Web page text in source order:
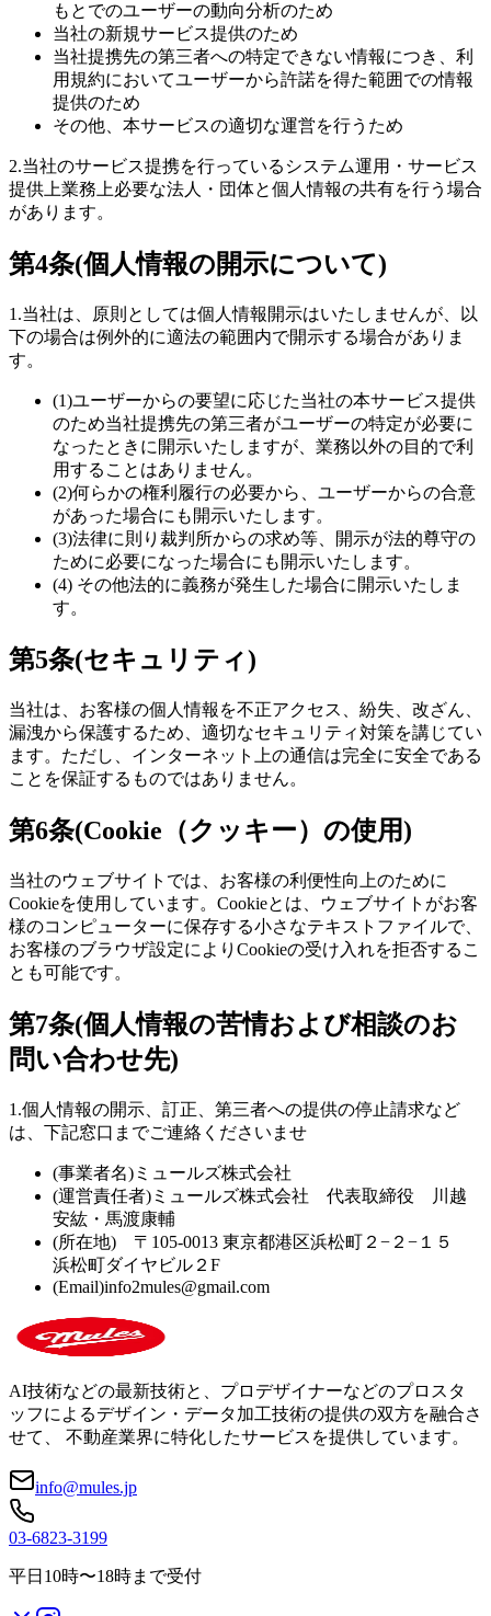
もとでのユーザーの動向分析のため
当社の新規サービス提供のため
当社提携先の第三者への特定できない情報につき、利
用規約においてユーザーから許諾を得た範囲での情報
提供のため
その他、本サービスの適切な運営を行うため
2.当社のサービス提携を行っているシステム運用・サービス
提供上業務上必要な法人・団体と個人情報の共有を行う場合
があります。
第4条(個人情報の開示について)
1.当社は、原則としては個人情報開示はいたしませんが、以
下の場合は例外的に適法の範囲内で開示する場合がありま
す。
(1)ユーザーからの要望に応じた当社の本サービス提供
のため当社提携先の第三者がユーザーの特定が必要に
なったときに開示いたしますが、業務以外の目的で利
用することはありません。
(2)何らかの権利履行の必要から、ユーザーからの合意
があった場合にも開示いたします。
(3)法律に則り裁判所からの求め等、開示が法的尊守の
ために必要になった場合にも開示いたします。
(4) その他法的に義務が発生した場合に開示いたしま
す。
第5条(セキュリティ)
当社は、お客様の個人情報を不正アクセス、紛失、改ざん、
漏洩から保護するため、適切なセキュリティ対策を講じてい
ます。ただし、インターネット上の通信は完全に安全である
ことを保証するものではありません。
第6条(Cookie（クッキー）の使用)
当社のウェブサイトでは、お客様の利便性向上のために
Cookieを使用しています。Cookieとは、ウェブサイトがお客
様のコンピューターに保存する小さなテキストファイルで、
お客様のブラウザ設定によりCookieの受け入れを拒否するこ
とも可能です。
第7条(個人情報の苦情および相談のお
問い合わせ先)
1.個人情報の開示、訂正、第三者への提供の停止請求など
は、下記窓口までご連絡くださいませ
(事業者名)ミュールズ株式会社
(運営責任者)ミュールズ株式会社 代表取締役 川越
安紘・馬渡康輔
(所在地) 〒105-0013 東京都港区浜松町２−２−１５
浜松町ダイヤビル２F
(Email)info2mules@gmail.com
AI技術などの最新技術と、プロデザイナーなどのプロスタ
ッフによるデザイン・データ加工技術の提供の双方を融合さ
せて、 不動産業界に特化したサービスを提供しています。
info@mules.jp
03-6823-3199
平日10時〜18時まで受付